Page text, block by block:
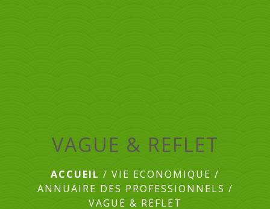
VAGUE & REFLET
ACCUEIL / VIE ECONOMIQUE /
ANNUAIRE DES PROFESSIONNELS /
VAGUE & REFLET